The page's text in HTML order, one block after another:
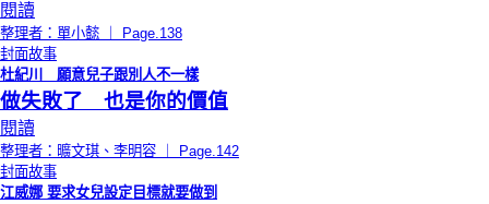
閱讀
整理者：單小懿 ｜ Page.138
封面故事
杜紀川 願意兒子跟別人不一樣
做失敗了 也是你的價值
閱讀
整理者：曠文琪、李明容 ｜ Page.142
封面故事
江威娜 要求女兒設定目標就要做到